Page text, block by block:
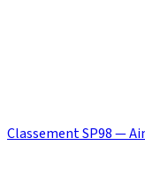
Classement SP98 —